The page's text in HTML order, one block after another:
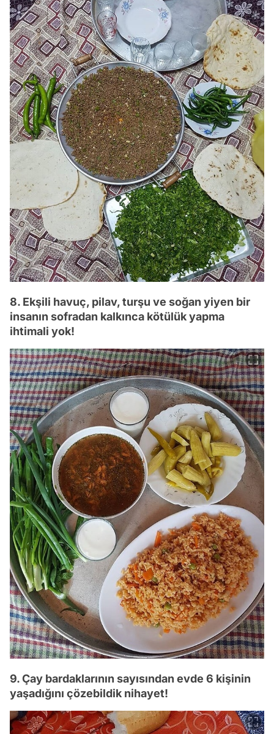
8. Ekşili havuç, pilav, turşu ve soğan yiyen bir
insanın sofradan kalkınca kötülük yapma
ihtimali yok!
9. Çay bardaklarının sayısından evde 6 kişinin
yaşadığını çözebildik nihayet!